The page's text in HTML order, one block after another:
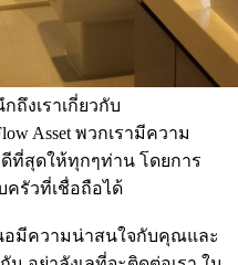
งเราเกี่ยวกับ
Asset พวกเรามีความ
ที่สุดให้ทุกๆท่าน โดยการ
รัวที่เชื่อถือได้
อมีความน่าสนใจกับคุณและ